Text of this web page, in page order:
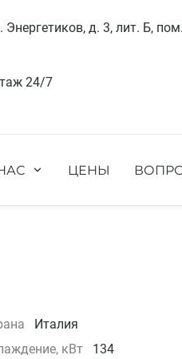
Энергетиков, д. 3, лит. Б,
24/7
Вакансии
ЦЕНЫ
Италия
кВт
134